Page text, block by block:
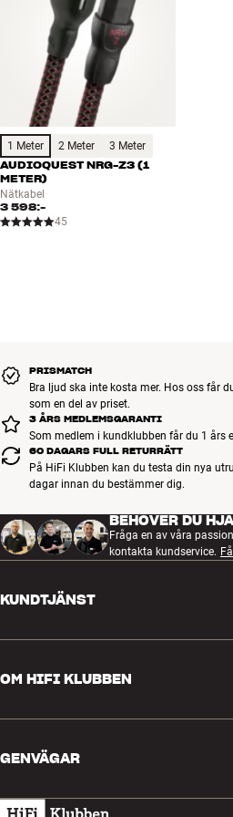
1 Meter 2 Meter 3 Meter
AUDIOQUEST NRG-Z3 (1
METER)
Nätkabel
3 598:-
45
PRISMATCH
Bra ljud ska inte kosta mer. Hos oss får
som en del av priset.
3 ÅRS MEDLEMSGARANTI
Som medlem i kundklubben får du 1 års
60 DAGARS FULL RETURRÄTT
På HiFi Klubben kan du testa din nya
dagar innan du bestämmer dig.
BEHÖVER DU
Fråga en av våra
kontakta kundservice.
KUNDTJÄNST
Retur och reklamation
Ångra beställning
OM HIFI KLUBBEN
Kundklubb
GENVÄGAR